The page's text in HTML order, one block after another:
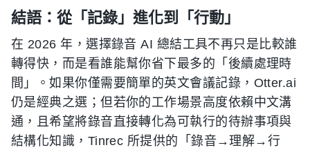
結語：從「記錄」進化到「行動」
在 2026 年，選擇錄音 AI 總結工具不再只是比較誰
轉得快，而是看誰能幫你省下最多的「後續處理時
間」。如果你僅需要簡單的英文會議記錄，Otter.ai
仍是經典之選；但若你的工作場景高度依賴中文溝
通，且希望將錄音直接轉化為可執行的待辦事項與
結構化知識，Tinrec 所提供的「錄音→理解→行